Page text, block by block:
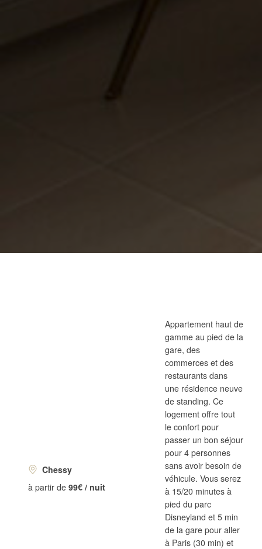
Chessy
à partir de 99€ / nuit
Appartement haut de
gamme au pied de la
gare, des
commerces et des
restaurants dans
une résidence neuve
de standing. Ce
logement offre tout
le confort pour
passer un bon séjour
pour 4 personnes
sans avoir besoin de
véhicule. Vous serez
à 15/20 minutes à
pied du parc
Disneyland et 5 min
de la gare pour aller
à Paris (30 min) et